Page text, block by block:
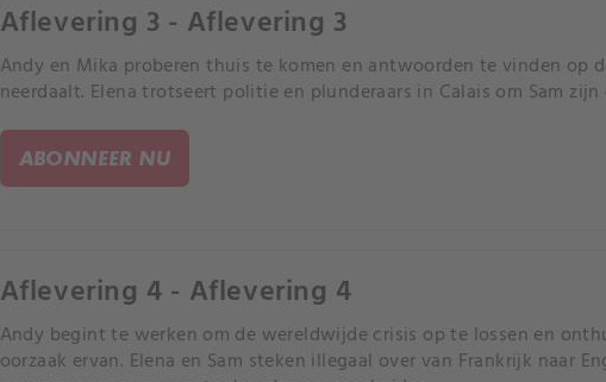
Aflevering 3 - Aflevering 3
Andy en Mika proberen thuis te komen en antwoorden te vinden op
neerdaalt. Elena trotseert politie en plunderaars in Calais om Sam
ABONNEER NU
Aflevering 4 - Aflevering 4
Andy begint te werken om de wereldwijde crisis op te lossen en
oorzaak ervan. Elena en Sam steken illegaal over van Frankrijk naar